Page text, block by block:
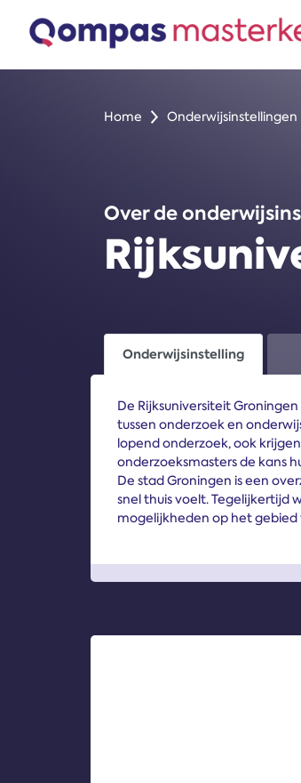
Home Onderwijsinstellingen
Over de
Onderwijsinstelling
De Rijksuniversiteit
tussen onderzoek en
lopend onderzoek, ook
onderzoeksmasters de kans
De stad Groningen is een
snel thuis voelt. Tegelijkertijd
mogelijkheden op het gebied